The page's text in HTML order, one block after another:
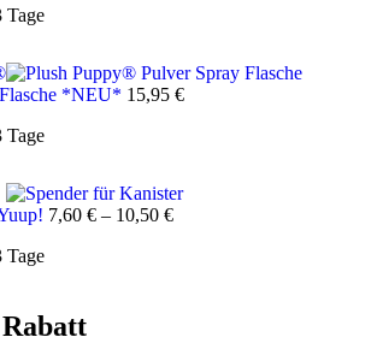
Tage
*NEU* 15,95 €
Tage
7,60 € – 10,50 €
Tage